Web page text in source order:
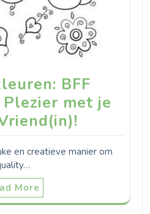
BFF
met je
en creatieve manier om
More